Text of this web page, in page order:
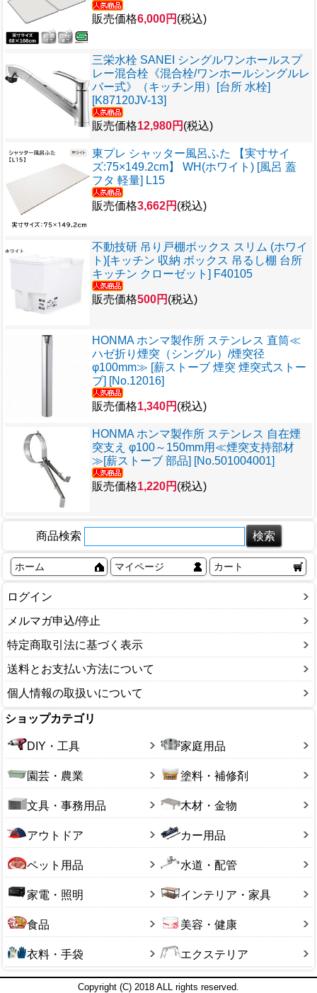
販売価格6,000円 (税込)
三栄水栓 SANEI シングルワンホールスプ
レー混合栓《混合栓/ワンホールシングルレ
バー式》（キッチン用）[台所 水栓]
[K87120JV-13]
販売価格12,980円 (税込)
東プレ シャッター風呂ふた 【実寸サイ
ズ:75×149.2cm】 WH(ホワイト) [風呂 蓋
フタ 軽量] L15
販売価格3,662円 (税込)
不動技研 吊り戸棚ボックス スリム (ホワイ
ト)[キッチン 収納 ボックス 吊るし棚 台所
キッチン クローゼット] F40105
販売価格500円 (税込)
HONMA ホンマ製作所 ステンレス 直筒≪
ハゼ折り煙突（シングル）/煙突径
φ100mm≫ [薪ストーブ 煙突 煙突式ストー
ブ] [No.12016]
販売価格1,340円 (税込)
HONMA ホンマ製作所 ステンレス 自在煙
突支え φ100～150mm用≪煙突支持部材
≫[薪ストーブ 部品] [No.501004001]
販売価格1,220円 (税込)
商品検索
ホーム マイページ カート
ログイン
メルマガ申込/停止
特定商取引法に基づく表示
送料とお支払い方法について
個人情報の取扱いについて
ショップカテゴリ
DIY・工具 家庭用品
園芸・農業 塗料・補修剤
文具・事務用品 木材・金物
アウトドア カー用品
ペット用品 水道・配管
家電・照明 インテリア・家具
食品 美容・健康
衣料・手袋 エクステリア
Copyright (C) 2018 ALL rights reserved.